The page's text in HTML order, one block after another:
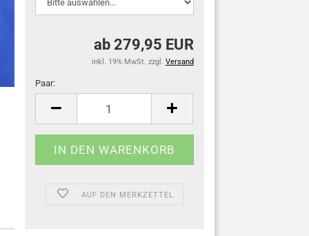
ab 279,95 EUR
inkl. 19% MwSt. zzgl. Versand
Paar:
Paar
AUF DEN MERKZETTEL